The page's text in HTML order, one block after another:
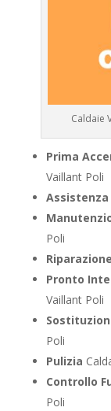
Caldaie
Prima
Vaillant Poli
Assistenza
Poli
Riparazione
Pronto
Vaillant Poli
Poli
Pulizia
Controllo
Poli